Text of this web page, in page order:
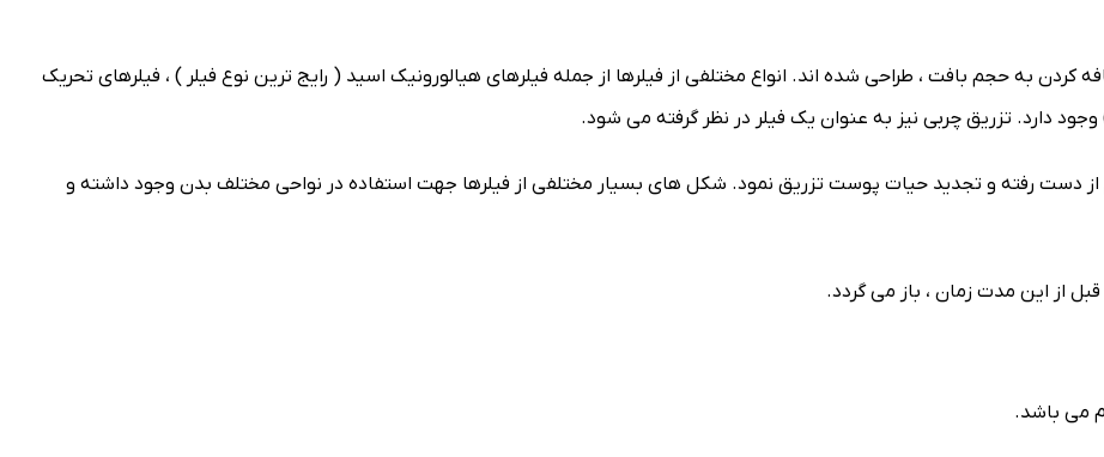
کردن به حجم بافت ، طراحی شده اند. انواع مختلفی از فیلرها از جمله فیلرهای هیالورونیک اسید ( رایج ترین نوع فیلر ) ، فیلرهای تحریک
دارد. تزریق چربی نیز به عنوان یک فیلر در نظر گرفته می شود.
از دست رفته و تجدید حیات پوست تزریق نمود. شکل های بسیار مختلفی از فیلرها جهت استفاده در نواحی مختلف بدن وجود داشته و
می باشد.